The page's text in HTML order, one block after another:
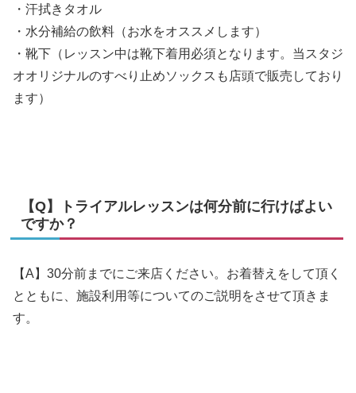
・汗拭きタオル
・水分補給の飲料（お水をオススメします）
・靴下（レッスン中は靴下着用必須となります。当スタジ
オオリジナルのすべり止めソックスも店頭で販売しており
ます）
【Q】トライアルレッスンは何分前に行けばよい
ですか？
【A】30分前までにご来店ください。お着替えをして頂く
とともに、施設利用等についてのご説明をさせて頂きま
す。